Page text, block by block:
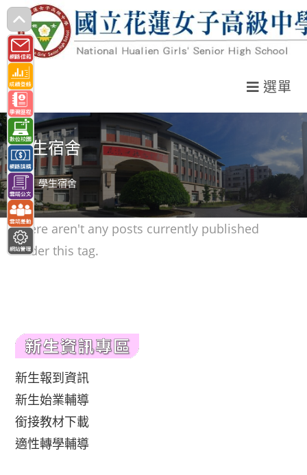
跳
轉
至
主
要
內
容
選單
學生宿舍
> 學生宿舍
There aren't any posts currently published
under this tag.
新生報到資訊
新生始業輔導
銜接教材下載
適性轉學輔導